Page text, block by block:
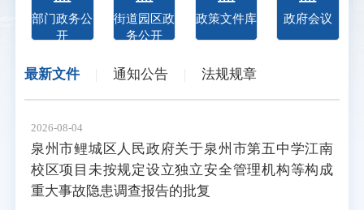
部门政务公
开
街道园区政
务公开
政策文件库 政府会议
最新文件 通知公告 法规规章
2026-08-04
泉州市鲤城区人民政府关于泉州市第五中学江南
校区项目未按规定设立独立安全管理机构等构成
重大事故隐患调查报告的批复